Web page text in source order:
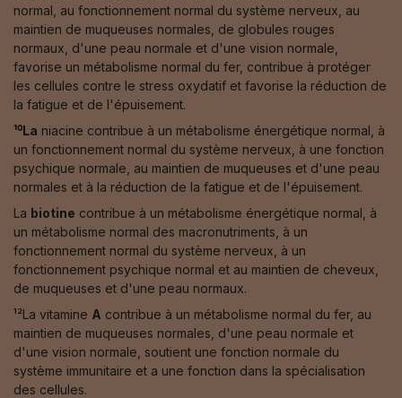
normal, au fonctionnement normal du système nerveux, au
maintien de muqueuses normales, de globules rouges
normaux, d'une peau normale et d'une vision normale,
favorise un métabolisme normal du fer, contribue à protéger
les cellules contre le stress oxydatif et favorise la réduction de
la fatigue et de l'épuisement.
¹⁰La niacine contribue à un métabolisme énergétique normal, à
un fonctionnement normal du système nerveux, à une fonction
psychique normale, au maintien de muqueuses et d'une peau
normales et à la réduction de la fatigue et de l'épuisement.
La biotine contribue à un métabolisme énergétique normal, à
un métabolisme normal des macronutriments, à un
fonctionnement normal du système nerveux, à un
fonctionnement psychique normal et au maintien de cheveux,
de muqueuses et d'une peau normaux.
¹²La vitamine A contribue à un métabolisme normal du fer, au
maintien de muqueuses normales, d'une peau normale et
d'une vision normale, soutient une fonction normale du
système immunitaire et a une fonction dans la spécialisation
des cellules.